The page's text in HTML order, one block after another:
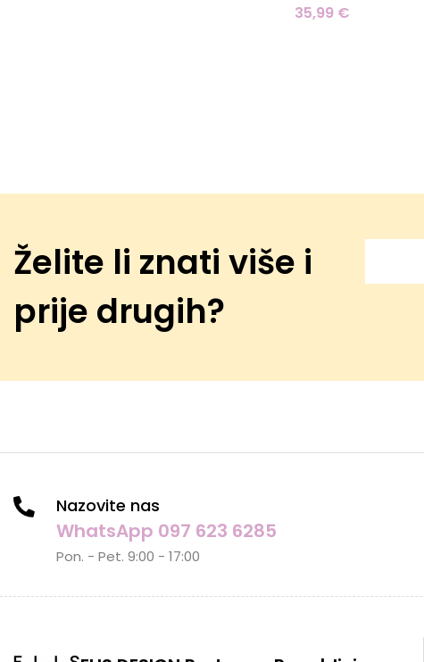
35,99 €
Želite li znati više i
prije drugih?
Nazovite nas
WhatsApp 097 623 6285
Pon. - Pet. 9:00 - 17:00